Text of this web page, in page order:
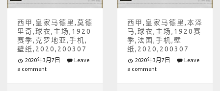
西甲,皇家马德里,莫德
里奇,球衣,主场,1920
赛季,克罗地亚,手机,
壁纸,2020,200307
2020年3月7日
Leave
a comment
西甲,皇家马德里,本泽
马,球衣,主场,1920赛
季,法国,手机,壁
纸,2020,200307
2020年3月7日
Leave
a comment